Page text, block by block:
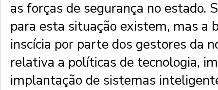
as forças de segurança no estado.
para esta situação existem, mas a
inscícia por parte dos gestores da
relativa a políticas de tecnologia,
implantação de sistemas